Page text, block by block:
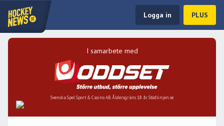
Logga in PLUS
I samarbete med
Svenska Spel Sport & Casino AB. Åldersgräns 18 år. Stödlinjen.se